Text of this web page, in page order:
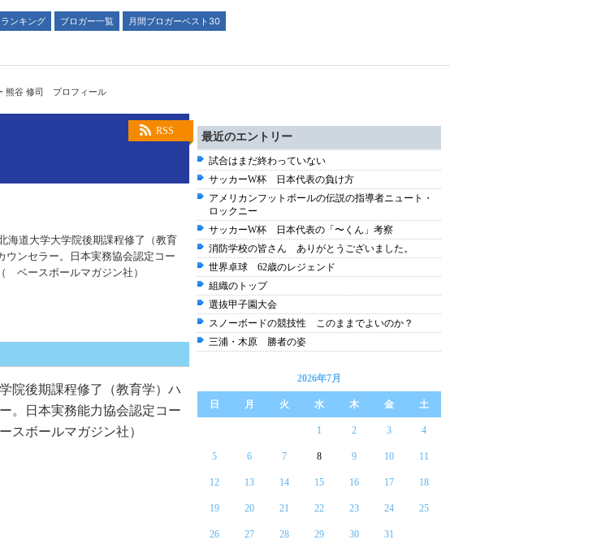
ンキング ブロガー一覧
月間ブロガーベスト30
熊谷 修司 プロフィール
RSS
道大学大学院後期課程修了（教育
ウンセラー。日本実務協会認定コー
ベースボールマガジン社）
後期課程修了（教育学）ハ
。日本実務能力協会認定コー
ボールマガジン社）
最近のエントリー
試合はまだ終わっていない
サッカーW杯 日本代表の負け方
アメリカンフットボールの伝説の指導者ニュート・
ロックニー
サッカーW杯 日本代表の「〜くん」考察
消防学校の皆さん ありがとうございました。
世界卓球 62歳のレジェンド
組織のトップ
選抜甲子園大会
スノーボードの競技性 このままでよいのか？
三浦・木原 勝者の姿
2026年7月
日 月 火 水 木 金 土
1 2 3 4
5 6 7 8 9 10 11
12 13 14 15 16 17 18
19 20 21 22 23 24 25
26 27 28 29 30 31